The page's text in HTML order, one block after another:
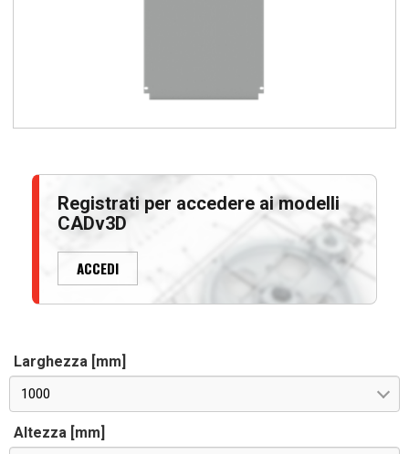
Registrati per accedere ai modelli
CADv3D
ACCEDI
Larghezza [mm]
1000
Altezza [mm]